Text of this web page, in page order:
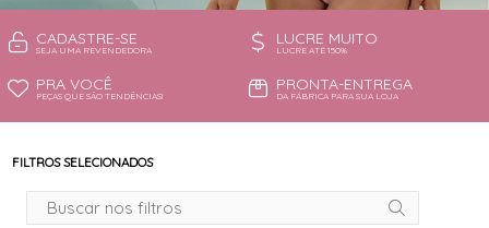
CADASTRE-SE
SEJA UMA REVENDEDORA
LUCRE MUITO
LUCRE ATÉ 150%
PRA VOCÊ
PEÇAS QUE SÃO TENDÊNCIAS!
PRONTA-ENTREGA
DA FÁBRICA PARA SUA LOJA
FILTROS SELECIONADOS